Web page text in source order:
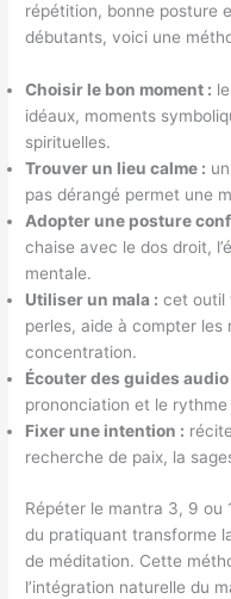
répétition, bonne posture
débutants, voici une
Choisir le bon moment :
idéaux, moments
spirituelles.
Trouver un lieu calme :
pas dérangé permet une
Adopter une posture
chaise avec le dos droit,
mentale.
Utiliser un mala : cet outil
perles, aide à compter les
concentration.
Écouter des guides audio
prononciation et le
Fixer une intention :
recherche de paix, la
Répéter le mantra 3, 9 ou
du pratiquant transforme
de méditation. Cette
l’intégration naturelle du